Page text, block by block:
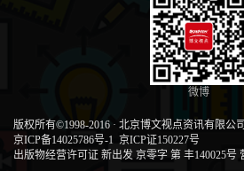
微博
版权所有©1998-2016 · 北京博文视点资讯有限公司
京ICP备14025786号-1 京ICP证150227号
出版物经营许可证 新出发 京零字 第 丰140025号